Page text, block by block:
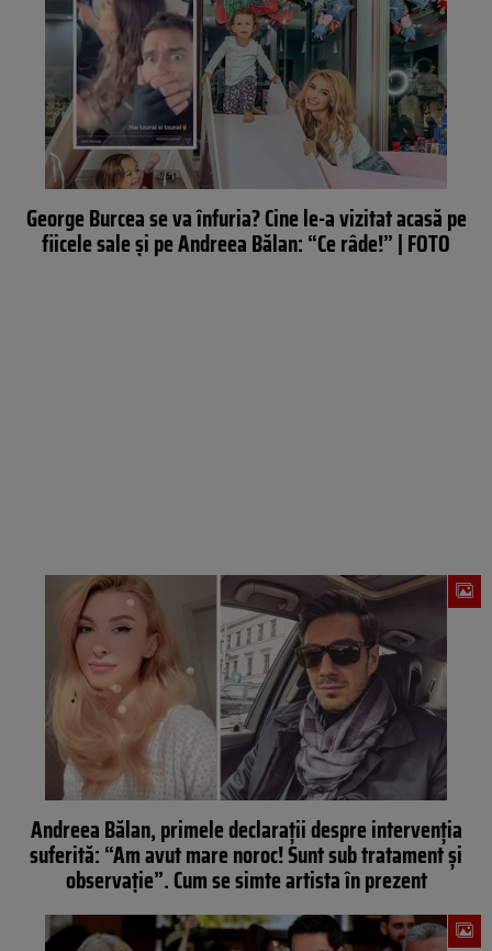
George Burcea se va înfuria? Cine le-a vizitat acasă pe
fiicele sale și pe Andreea Bălan: “Ce râde!” | FOTO
Andreea Bălan, primele declarații despre intervenția
suferită: “Am avut mare noroc! Sunt sub tratament și
observație”. Cum se simte artista în prezent